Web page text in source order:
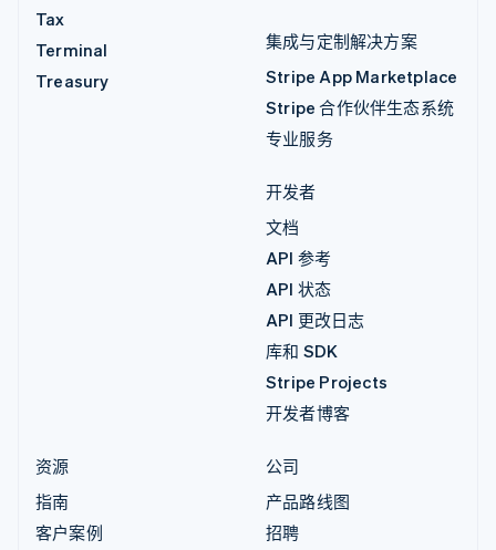
Tax
Terminal
Treasury
集成与定制解决方案
Stripe App Marketplace
Stripe 合作伙伴生态系统
专业服务
开发者
文档
API 参考
API 状态
API 更改日志
库和 SDK
Stripe Projects
开发者博客
资源
指南
客户案例
公司
产品路线图
招聘